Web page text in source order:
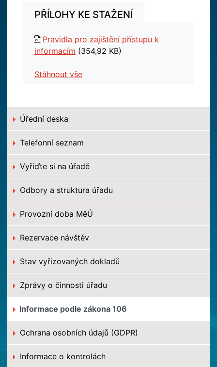
PŘÍLOHY KE STAŽENÍ
Pravidla pro zajištění přístupu k
informacím (354,92 KB)
Stáhnout vše
Úřední deska
Telefonní seznam
Vyřiďte si na úřadě
Odbory a struktura úřadu
Provozní doba MěÚ
Rezervace návštěv
Stav vyřizovaných dokladů
Zprávy o činnosti úřadu
Informace podle zákona 106
Ochrana osobních údajů (GDPR)
Informace o kontrolách